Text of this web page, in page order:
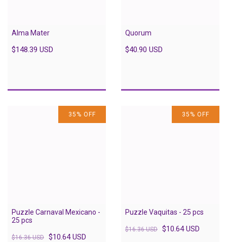
Alma Mater
$148.39 USD
Quorum
$40.90 USD
35 % OFF
Puzzle Carnaval Mexicano -
25 pcs
$16.36 USD $10.64 USD
35 % OFF
Puzzle Vaquitas - 25 pcs
$16.36 USD $10.64 USD